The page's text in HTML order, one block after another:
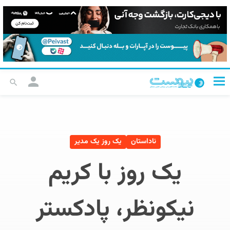
ناداستان یک روز یک مدیر
یک روز با کریم
نیکونظر، پادکستر